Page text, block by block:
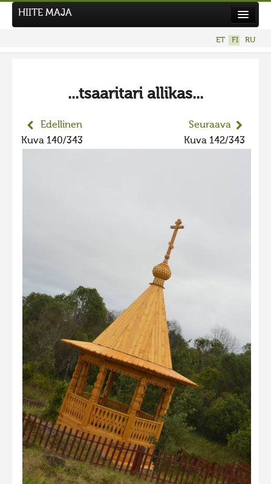
Hiite kuvavõistlus 2026
Hiisien kuvakilpailu 2025
Liikkuvat kuvat 2023
Hiite kuvavõistlus 2022
Hiite kuvavõistlus 2022 lisa
Liikkuvat kuvat 2022
Hiite kuvavõistlus 2021
Liikkuvat kuvat 2021
Hiite kuvavõistlus 2020
Liikkuvat kuvat 2020
Hiite kuvavõistlus 2019
HIITE MAJA
ET FI RU
...tsaaritari allikas...
Edellinen
Kuva 140/343
Seuraava
Kuva 142/343